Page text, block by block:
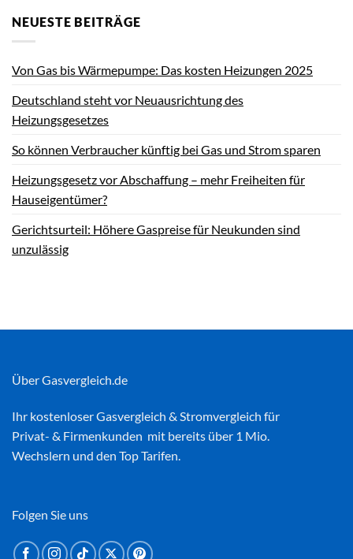
NEUESTE BEITRÄGE
Von Gas bis Wärmepumpe: Das kosten Heizungen 2025
Deutschland steht vor Neuausrichtung des
Heizungsgesetzes
So können Verbraucher künftig bei Gas und Strom sparen
Heizungsgesetz vor Abschaffung – mehr Freiheiten für
Hauseigentümer?
Gerichtsurteil: Höhere Gaspreise für Neukunden sind
unzulässig
Über Gasvergleich.de
Ihr kostenloserGasvergleich & Stromvergleich für
Privat- & Firmenkunden mit bereits über 1 Mio.
Wechslern und den Top Tarifen.
Folgen Sie uns